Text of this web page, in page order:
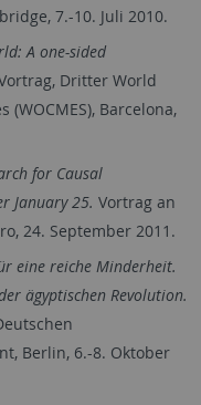
7.-10. Juli 2010.
A one-sided
Dritter World
Barcelona,
for Causal
January 25. Vortrag an
24. September 2011.
eine reiche Minderheit.
ägyptischen Revolution.
Berlin, 6.-8. Oktober